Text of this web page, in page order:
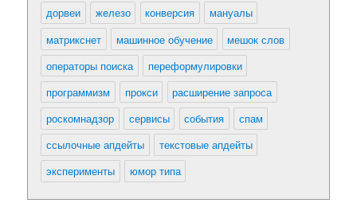
дорвеи
железо конверсия
мануалы
матрикснет
машинное обучение
мешок слов
операторы поиска
переформулировки
программизм
прокси
расширение запроса
роскомнадзор
сервисы события
спам
ссылочные апдейты
текстовые апдейты
эксперименты
юмор типа